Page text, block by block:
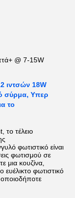
@ 7-15W
ιντσών 18W
σύρμα, Υπερ
το
το τέλειο
φωτιστικό είναι
φωτισμού σε
μια κουζίνα,
φωτιστικό
οποιοδήποτε